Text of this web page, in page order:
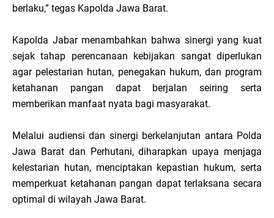
berlaku,” tegas Kapolda Jawa Barat.
Kapolda Jabar menambahkan bahwa sinergi yang kuat
sejak tahap perencanaan kebijakan sangat diperlukan
agar pelestarian hutan, penegakan hukum, dan program
ketahanan pangan dapat berjalan seiring serta
memberikan manfaat nyata bagi masyarakat.
Melalui audiensi dan sinergi berkelanjutan antara Polda
Jawa Barat dan Perhutani, diharapkan upaya menjaga
kelestarian hutan, menciptakan kepastian hukum, serta
memperkuat ketahanan pangan dapat terlaksana secara
optimal di wilayah Jawa Barat.